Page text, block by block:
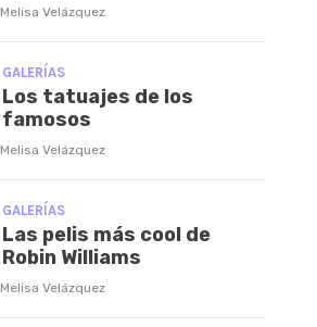
Melisa Velázquez
GALERÍAS
Los tatuajes de los
famosos
Melisa Velázquez
GALERÍAS
Las pelis más cool de
Robin Williams
Melisa Velázquez